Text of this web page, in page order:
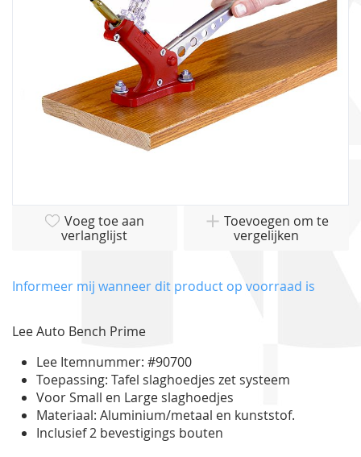
van
gallerij
Voeg toe aan
verlanglijst
Toevoegen om te
vergelijken
Informeer mij wanneer dit product op voorraad is
Lee Auto Bench Prime
Lee Itemnummer: #90700
Toepassing: Tafel slaghoedjes zet systeem
Voor Small en Large slaghoedjes
Materiaal: Aluminium/metaal en kunststof.
Inclusief 2 bevestigings bouten